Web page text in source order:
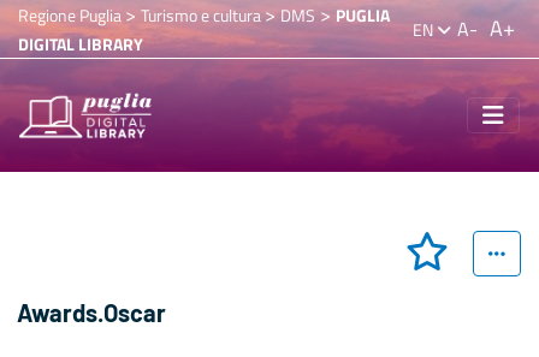
Regione Puglia> Turismo e cultura>DMS > PUGLIA
DIGITAL LIBRARY
EN A- A+
Awards.Oscar